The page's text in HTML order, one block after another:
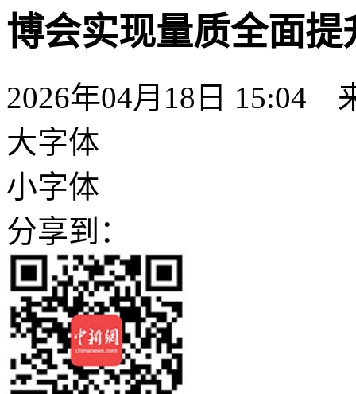
博会实现量质全面提
2026年04月18日 15:04
大字体
小字体
分享到：